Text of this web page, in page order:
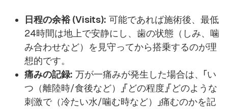
日程の余裕 (Visits): 可能であれば施術後、最低
24時間は地上で安静にし、歯の状態（しみ、噛
み合わせなど）を見守ってから搭乗するのが理
想的です。
痛みの記録: 万が一痛みが発生した場合は、「い
つ（離陸時/食後など）」「どの程度」「どのような
刺激で（冷たい水/噛む時など）」痛むのかを記